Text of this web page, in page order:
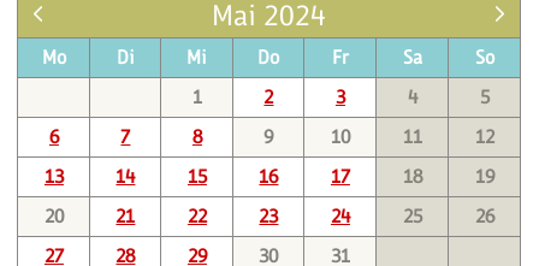
Mai 2024
Mo Di Mi Do Fr Sa
So
1
2 3 4
5
6
7 8 9 10 11
12
13
14 15 16 17 18
19
20
21 22 23 24 25
26
27
28 29 30 31